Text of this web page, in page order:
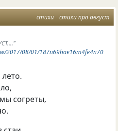
стихи стихи про август
2017/08/01/187n69hae16m4fe4n70
лето.
согреты,